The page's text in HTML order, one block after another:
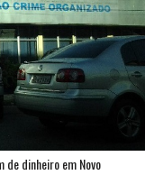
de dinheiro em Novo